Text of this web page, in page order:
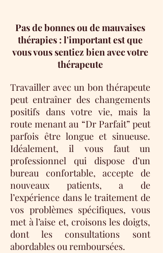
Pas de bonnes ou de mauvaises
thérapies : l'important est que
vous vous sentiez bien avec votre
thérapeute
Travailler avec un bon thérapeute
peut entraîner des changements
positifs dans votre vie, mais la
route menant au “Dr Parfait” peut
parfois être longue et sinueuse.
Idéalement, il vous faut un
professionnel qui dispose d’un
bureau confortable, accepte de
nouveaux patients, a de
l’expérience dans le traitement de
vos problèmes spécifiques, vous
met à l’aise et, croisons les doigts,
dont les consultations sont
abordables ou remboursées.